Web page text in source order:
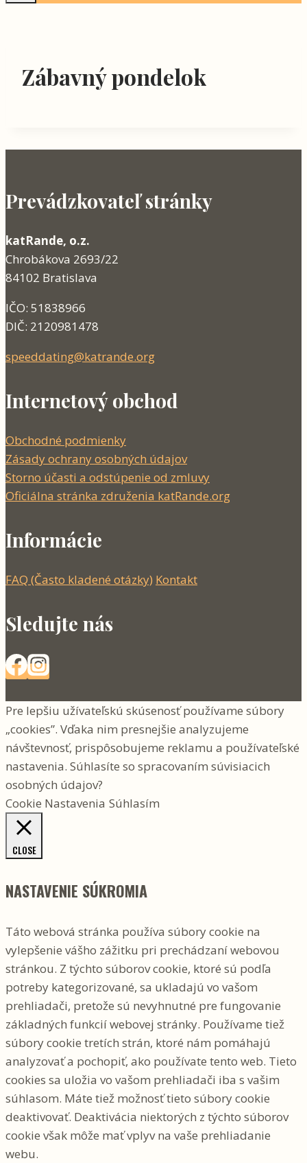
Zábavný pondelok
Prevádzkovateľ stránky
katRande, o.z.
Chrobákova 2693/22
84102 Bratislava
IČO: 51838966
DIČ: 2120981478
speeddating@katrande.org
Internetový obchod
Obchodné podmienky
Zásady ochrany osobných údajov
Storno účasti a odstúpenie od zmluvy
Oficiálna stránka združenia katRande.org
Informácie
FAQ (Často kladené otázky) Kontakt
Sledujte nás
Pre lepšiu užívateľskú skúsenosť používame súbory
„cookies”. Vďaka nim presnejšie analyzujeme
návštevnosť, prispôsobujeme reklamu a používateľské
nastavenia. Súhlasíte so spracovaním súvisiacich
osobných údajov?
Cookie Nastavenia Súhlasím
CLOSE
NASTAVENIE SÚKROMIA
Táto webová stránka používa súbory cookie na
vylepšenie vášho zážitku pri prechádzaní webovou
stránkou. Z týchto súborov cookie, ktoré sú podľa
potreby kategorizované, sa ukladajú vo vašom
prehliadači, pretože sú nevyhnutné pre fungovanie
základných funkcií webovej stránky. Používame tiež
súbory cookie tretích strán, ktoré nám pomáhajú
analyzovať a pochopiť, ako používate tento web. Tieto
cookies sa uložia vo vašom prehliadači iba s vašim
súhlasom. Máte tiež možnosť tieto súbory cookie
deaktivovať. Deaktivácia niektorých z týchto súborov
cookie však môže mať vplyv na vaše prehliadanie
webu.